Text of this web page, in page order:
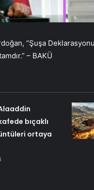
“Şuşa
– BAKÜ
bıçaklı
ortaya